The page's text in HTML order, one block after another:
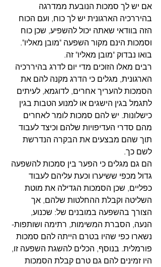
אם יש לך סמכות הנובעת ממדרגה
בהיררכיה הארגונית יש לך כוח, ועם הכוח
הזה בוודאי שאתה יכול להשפיע, שכן כוח
וסמכות הינם מקור השפעה "מובן מאליו".
בואו נבדוק "מובן מאליו" זה.
רבים מאלו הזוכים מדי יום לדרג בהיררכיה
הארגונית, מגלים כי הדרג מקנה להם את
הסמכות להעריך אחרים, לדוגמא, לעיתים
לתגמל בגין הישגים או למנוע הטבות בגין
כישלונות. יש להם סמכות לומר לאחרים
מהם סדרי העדיפויות שלהם וכיצד לעבוד
תוך שהם מבצעים את הבקרה הנדרשת
לשם כך.
הם גם מגלים כי הפער בין סמכות להשפעה
גדול מכפי ששיערו וכעת עליהם לעבוד
כפליים, שכן הסמכות הגדילה את מוטת
השליטה וקבלת ההחלטות שלהם, אך
הצורך בהשפעה במובנים של: שכנוע,
הנעה, הסברת המשימות, רתימה ושותפות-
נשארו כפי שהיו בטרם הייתה להם סמכות
פורמלית. בנוסף, הכלים להשגת השפעה זו,
היו זמינים להם גם טרם קבלת הסמכות